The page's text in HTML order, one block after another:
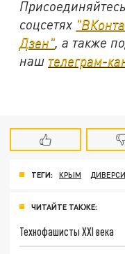
соцсетях
Дзен", а также
наш телеграм-
ТЕГИ: КРЫМ
ЧИТАЙТЕ ТАКЖЕ:
Технофашисты XXI века